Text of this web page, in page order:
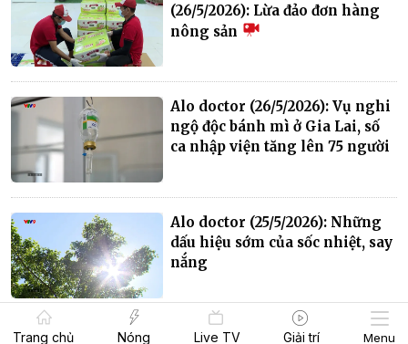
(26/5/2026): Lừa đảo đơn hàng
nông sản
Alo doctor (26/5/2026): Vụ nghi
ngộ độc bánh mì ở Gia Lai, số
ca nhập viện tăng lên 75 người
Alo doctor (25/5/2026): Những
dấu hiệu sớm của sốc nhiệt, say
nắng
Trang chủ Nóng Live TV Giải trí Menu